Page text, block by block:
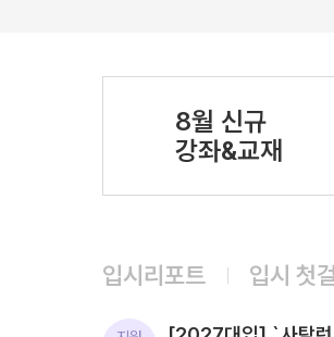
8월 신규
강좌&교재
입시리포트 입시 첫